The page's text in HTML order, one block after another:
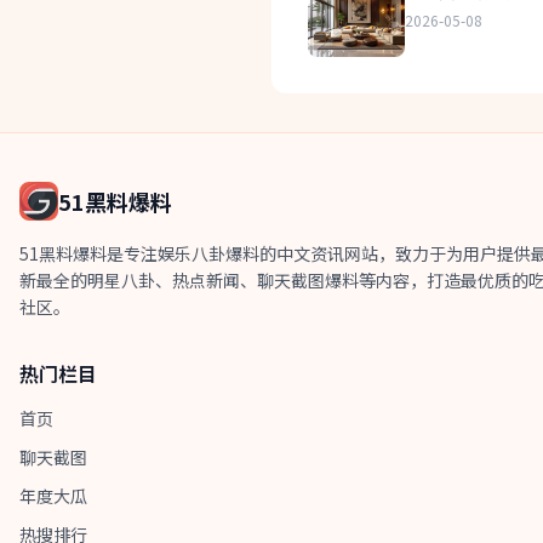
2026-05-08
51黑料爆料
51黑料爆料是专注娱乐八卦爆料的中文资讯网站，致力于为用户提供
新最全的明星八卦、热点新闻、聊天截图爆料等内容，打造最优质的
社区。
热门栏目
首页
聊天截图
年度大瓜
热搜排行